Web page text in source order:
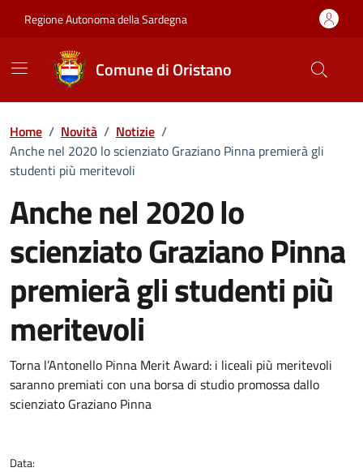
Regione Autonoma della Sardegna
Comune di Oristano
Home / Novità / Notizie /
Anche nel 2020 lo scienziato Graziano Pinna premierà gli
studenti più meritevoli
Anche nel 2020 lo
scienziato Graziano Pinna
premierà gli studenti più
meritevoli
Dettagli della notizia
Torna l’Antonello Pinna Merit Award: i liceali più meritevoli
saranno premiati con una borsa di studio promossa dallo
scienziato Graziano Pinna
Data: